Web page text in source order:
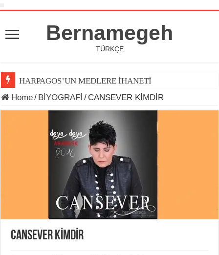
Bernamegeh
TÜRKÇE
HARPAGOS’UN MEDLERE İHANETİ
Home/ BİYOGRAFİ / CANSEVER KİMDİR
CANSEVER KİMDİR